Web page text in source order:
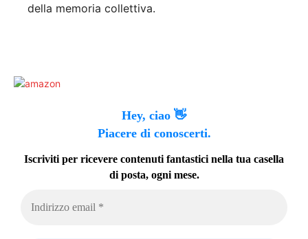
della memoria collettiva.
Hey, ciao 👋
Piacere di conoscerti.
Iscriviti per ricevere contenuti fantastici nella tua casella
di posta, ogni mese.